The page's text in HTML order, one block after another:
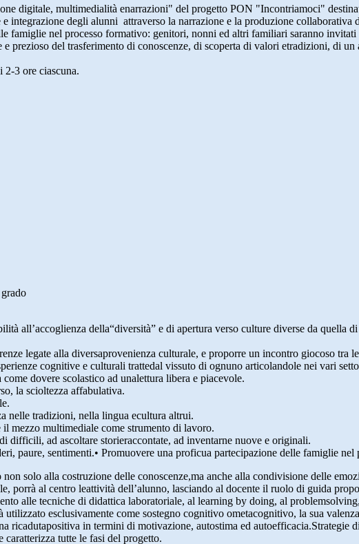
digitale, multimedialità enarrazioni" del progetto PON "Incontriamoci"
integrazione degli alunni attraverso la narrazione e la produzione
famiglie nel processo formativo: genitori, nonni ed altri familiari saranno invitati
prezioso del trasferimento di conoscenze, di scoperta di valori etradizioni, di
3 ore ciascuna.
all’accoglienza della“diversità” e di apertura verso culture diverse da quella
legate alla diversaprovenienza culturale, e proporre un incontro giocoso tra
cognitive e culturali trattedal vissuto di ognuno articolandole nei vari
dovere scolastico ad unalettura libera e piacevole.
la scioltezza affabulativa.
nelle tradizioni, nella lingua ecultura altrui.
il mezzo multimediale come strumento di lavoro.
difficili, ad ascoltare storieraccontate, ad inventarne nuove e originali.
paure, sentimenti.• Promuovere una proficua partecipazione delle famiglie
solo alla costruzione delle conoscenze,ma anche alla condivisione delle
porrà al centro leattività dell’alunno, lasciando al docente il ruolo di guida
alle tecniche di didattica laboratoriale, al learning by doing, al
esclusivamente come sostegno cognitivo ometacognitivo, la sua
ricadutapositiva in termini di motivazione, autostima ed autoefficacia.Strategie
tutte le fasi del progetto.